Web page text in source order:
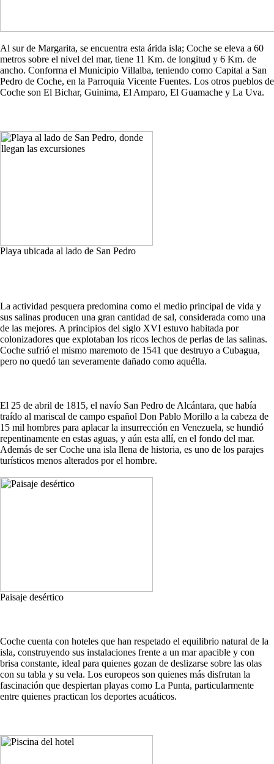
Al sur de Margarita, se encuentra esta árida isla; Coche se eleva a 60
metros sobre el nivel del mar, tiene 11 Km. de longitud y 6 Km. de
ancho. Conforma el Municipio Villalba, teniendo como Capital a San
Pedro de Coche, en la Parroquia Vicente Fuentes. Los otros pueblos de
Coche son El Bichar, Guinima, El Amparo, El Guamache y La Uva.
Playa ubicada al lado de San Pedro
La actividad pesquera predomina como el medio principal de vida y
sus salinas producen una gran cantidad de sal, considerada como una
de las mejores. A principios del siglo XVI estuvo habitada por
colonizadores que explotaban los ricos lechos de perlas de las salinas.
Coche sufrió el mismo maremoto de 1541 que destruyo a Cubagua,
pero no quedó tan severamente dañado como aquélla.
El 25 de abril de 1815, el navío San Pedro de Alcántara, que había
traído al mariscal de campo español Don Pablo Morillo a la cabeza de
15 mil hombres para aplacar la insurrección en Venezuela, se hundió
repentinamente en estas aguas, y aún esta allí, en el fondo del mar.
Además de ser Coche una isla llena de historia, es uno de los parajes
turísticos menos alterados por el hombre.
Paisaje desértico
Coche cuenta con hoteles que han respetado el equilibrio natural de la
isla, construyendo sus instalaciones frente a un mar apacible y con
brisa constante, ideal para quienes gozan de deslizarse sobre las olas
con su tabla y su vela. Los europeos son quienes más disfrutan la
fascinación que despiertan playas como La Punta, particularmente
entre quienes practican los deportes acuáticos.